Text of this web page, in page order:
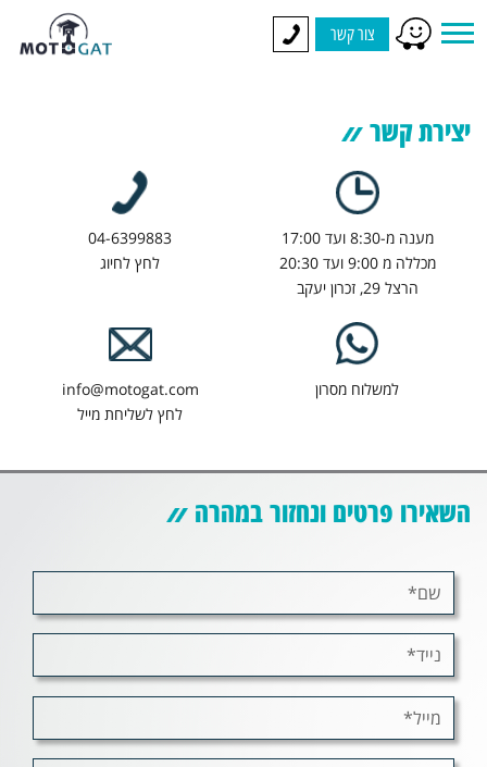
צור קשר
יצירת קשר
מענה מ-8:30 ועד 17:00
מכללה מ 9:00 ועד 20:30
הרצל 29, זכרון יעקב
04-6399883
לחץ לחיוג
למשלוח מסרון
info@motogat.com
לחץ לשליחת מייל
השאירו פרטים ונחזור במהרה